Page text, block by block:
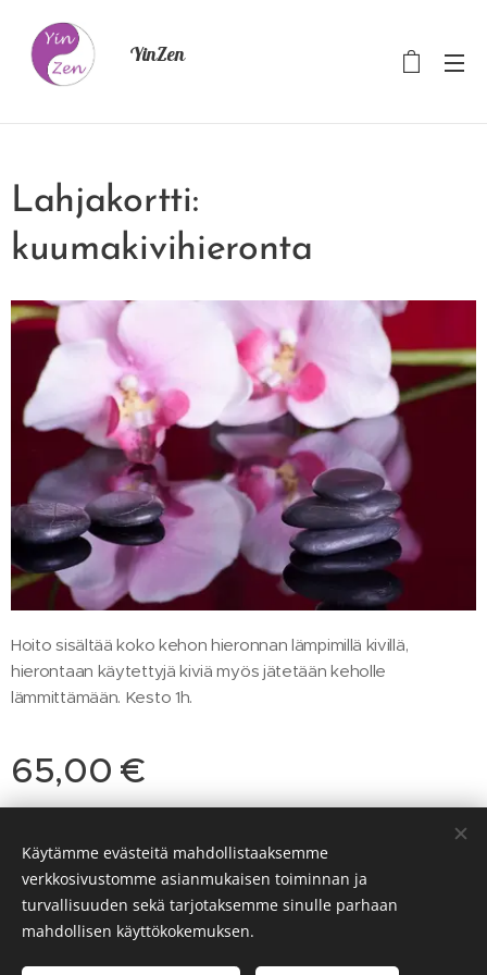
YinZen
Lahjakortti:
kuumakivihieronta
Hoito sisältää koko kehon hieronnan lämpimillä kivillä,
hierontaan käytettyjä kiviä myös jätetään keholle
lämmittämään. Kesto 1h.
65,00 €
© 2020 YinZen
LuotuWebnodella Evästeet
Käytämme evästeitä mahdollistaaksemme
verkkosivustomme asianmukaisen toiminnan ja
turvallisuuden sekä tarjotaksemme sinulle parhaan
mahdollisen käyttökokemuksen.